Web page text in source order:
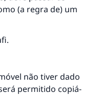
(a regra de) um
não tiver dado
permitido copiá-